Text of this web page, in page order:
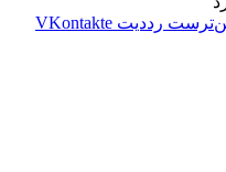
‫رددیت ‫VKontakte